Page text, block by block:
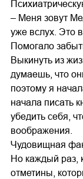
– Меня зовут
уже вслух. Это
Помогало
Выкинуть из
думаешь, что
поэтому я
начала писать
убедить себя,
воображения.
Чудовищная
Но каждый раз,
отметины,